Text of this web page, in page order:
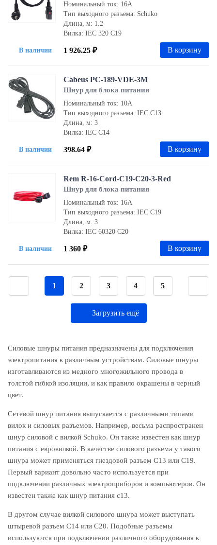
В наличии
Номинальный ток: 16А
Тип выходного разъема: Schuko
Длина, м: 1.2
Вилка: IEC 320 C19
1 926.25 ₽ В корзину
В наличии
Cabeus PC-189-VDE-3M
Шнур для блока питания
Номинальный ток: 10А
Тип выходного разъема: IEC С13
Длина, м: 3
Вилка: IEC С14
398.64 ₽ В корзину
В наличии
Rem R-16-Cord-C19-C20-3-Red
Шнур для блока питания
Номинальный ток: 16А
Тип выходного разъема: IEC С19
Длина, м: 3
Вилка: IEC 60320 С20
1 360 ₽ В корзину
1 2 3 4 5
Загрузить ещё
Силовые шнуры питания предназначены для подключения
электропитания к различным устройствам. Силовые шнуры
изготавливаются из медного многожильного провода в
толстой гибкой изоляции, и как правило окрашены в черный
цвет.
Сетевой шнур питания выпускается с различными типами
вилок и силовых разъемов. Например, весьма распространен
шнур силовой с вилкой Schuko. Он также известен как шнур
питания с евровилкой. В качестве силового разъема у такого
шнура может применяться гнездовой разъем C13 или C19.
Первый вариант довольно часто используется при
подключении различных электроприборов и компьютеров. Он
известен также как шнур питания c13.
В другом случае вилкой силового шнура может выступать
штыревой разъем С14 или C20. Подобные разъемы
используются при подключении различного оборудования к